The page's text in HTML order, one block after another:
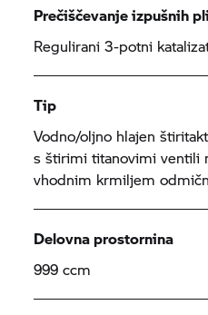
Prečiščevanje izpušnih
Regulirani 3-potni
Tip
Vodno/oljno hlajen
s štirimi titanovimi ventili
vhodnim krmiljem
Delovna prostornina
999 ccm